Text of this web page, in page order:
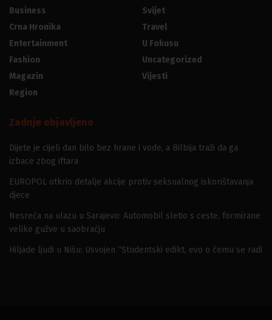
Business
Crna Hronika
Entertainment
Fashion
Magazin
Region
Svijet
Travel
U Fokusu
Uncategorized
Vijesti
Zadnje objavljeno
Dijete je cijeli dan bilo bez hrane i vode, a Bilbija traži da ga
izbace zbog iftara
EUROPOL otkrio detalje akcije protiv seksualnog iskorištavanja
djece
Nesreća na ulazu u Sarajevo: Automobil sletio s ceste, formirane
velike gužve u saobraćju
Hiljade ljudi u Nišu: Usvojen “Studentski edikt, evo o čemu se radi